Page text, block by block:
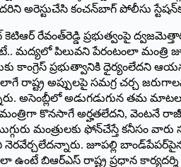
అరెస్టుచేసి కంచన్‌బాగ్‌ ‌పోలీసు
ప్రభుత్వంపై
పిలువని పేరంటంలా మంత్రి
‌ప్రభుత్వానికి ధైర్యంలేదని
అప్పులపై సమగ్ర చర్చ
అసెంబ్లీలో అడుగడుగున తమ
మంత్రిగా కొనసాగే అర్హతలేదని,
మంత్రులకు ఫోన్‌చేస్తే కనీసం
నెరవేర్చలేదన్నారు. జూపల్లి
ఉంటే బిఆర్‌ఎస్‌ ‌రాష్ట్ర ప్రధాన